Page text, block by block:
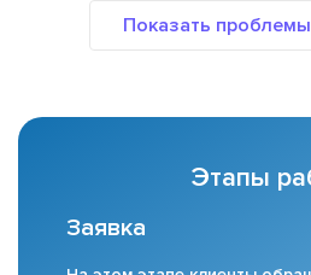
Этапы
Заявка